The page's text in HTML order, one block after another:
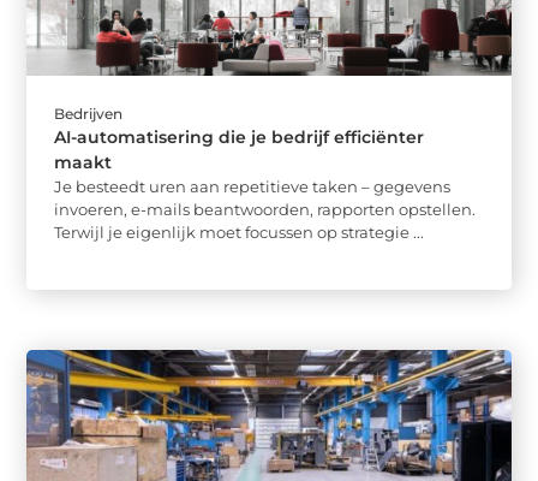
Bedrijven
AI-automatisering die je bedrijf efficiënter
maakt
Je besteedt uren aan repetitieve taken – gegevens
invoeren, e-mails beantwoorden, rapporten opstellen.
Terwijl je eigenlijk moet focussen op strategie ...